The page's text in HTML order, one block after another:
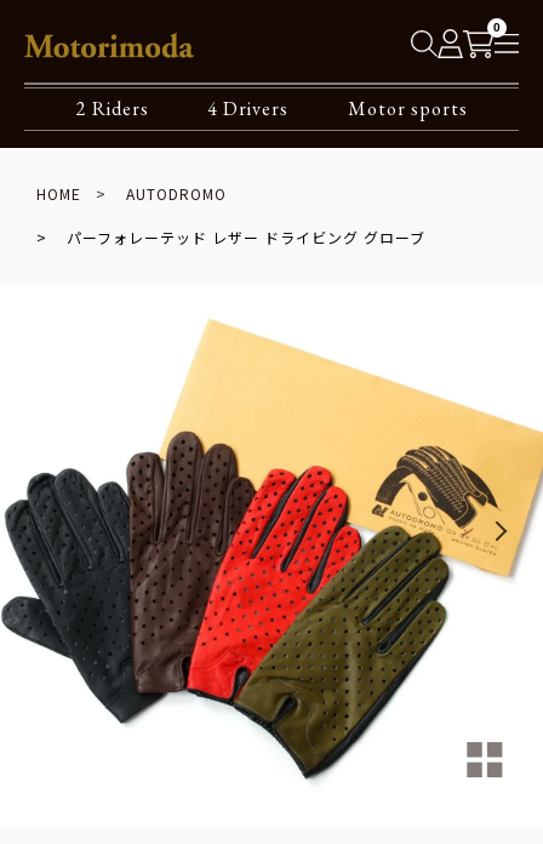
0
2 Riders 4 Drivers Motor sports
HOME AUTODROMO
パーフォレーテッド レザー ドライビング グローブ